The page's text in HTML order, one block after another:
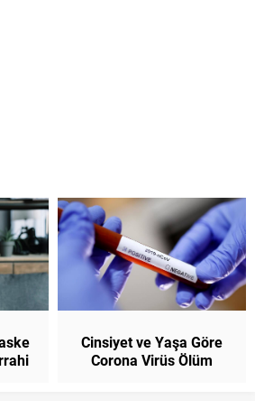
Cinsiyet ve Yaşa Göre
Corona Virüs Ölüm